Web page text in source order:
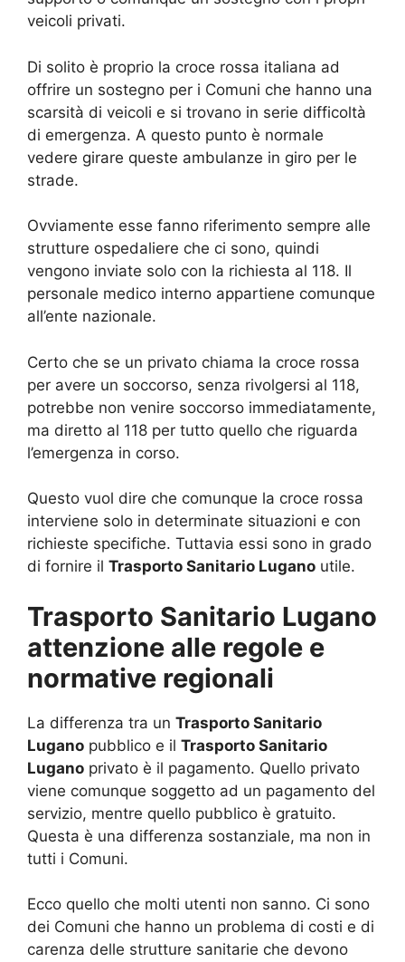
veicoli privati.
Di solito è proprio la croce rossa italiana ad
offrire un sostegno per i Comuni che hanno una
scarsità di veicoli e si trovano in serie difficoltà
di emergenza. A questo punto è normale
vedere girare queste ambulanze in giro per le
strade.
Ovviamente esse fanno riferimento sempre alle
strutture ospedaliere che ci sono, quindi
vengono inviate solo con la richiesta al 118. Il
personale medico interno appartiene comunque
all’ente nazionale.
Certo che se un privato chiama la croce rossa
per avere un soccorso, senza rivolgersi al 118,
potrebbe non venire soccorso immediatamente,
ma diretto al 118 per tutto quello che riguarda
l’emergenza in corso.
Questo vuol dire che comunque la croce rossa
interviene solo in determinate situazioni e con
richieste specifiche. Tuttavia essi sono in grado
di fornire il Trasporto Sanitario Lugano utile.
Trasporto Sanitario Lugano
attenzione alle regole e
normative regionali
La differenza tra un Trasporto Sanitario
Lugano pubblico e il Trasporto Sanitario
Lugano privato è il pagamento. Quello privato
viene comunque soggetto ad un pagamento del
servizio, mentre quello pubblico è gratuito.
Questa è una differenza sostanziale, ma non in
tutti i Comuni.
Ecco quello che molti utenti non sanno. Ci sono
dei Comuni che hanno un problema di costi e di
carenza delle strutture sanitarie che devono